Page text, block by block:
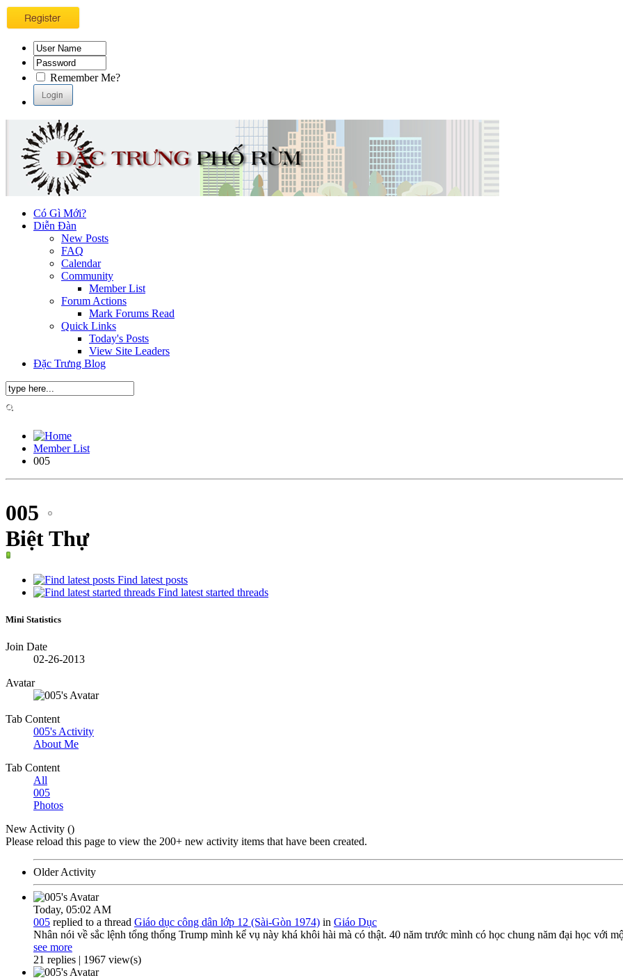
Remember Me?
Có Gì Mới?
Diễn Đàn
New Posts
FAQ
Calendar
Community
Member List
Forum Actions
Mark Forums Read
Quick Links
Today's Posts
View Site Leaders
Đặc Trưng Blog
Member List
005
005
Biệt Thự
Find latest posts
Find latest started threads
Mini Statistics
Join Date
02-26-2013
Avatar
Tab Content
005's Activity
About Me
Tab Content
All
005
Photos
New Activity ()
Please reload this page to view the 200+ new activity items that have been created.
Older Activity
Today, 05:02 AM
005 replied to a thread Giáo dục công dân lớp 12 (Sài-Gòn 1974) in Giáo Dục
Nhân nói về sắc lệnh tổng thống Trump mình kể vụ này khá khôi hài mà có thật. 40 năm trước mình có học chung năm đại học với
see more
21 replies | 1967 view(s)